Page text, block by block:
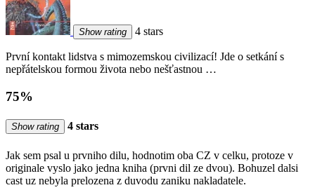
Show rating 4 stars
První kontakt lidstva s mimozemskou civilizací! Jde o setkání s
nepřátelskou formou života nebo nešťastnou …
75%
Show rating 4 stars
Jak sem psal u prvniho dilu, hodnotim oba CZ v celku, protoze v
originale vyslo jako jedna kniha (prvni dil ze dvou). Bohuzel dalsi
cast uz nebyla prelozena z duvodu zaniku nakladatele.